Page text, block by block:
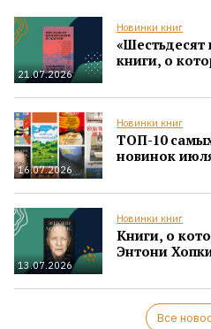
21.07.2026
Новинки книг
«Шестьдесят
книги, о
16.07.2026
Новинки книг
ТОП-10
новинок
13.07.2026
Новинки книг
Книги, о
Энтони
Все